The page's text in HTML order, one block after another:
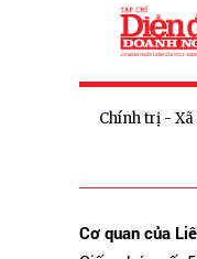
Chính trị - Xã
Cơ quan của